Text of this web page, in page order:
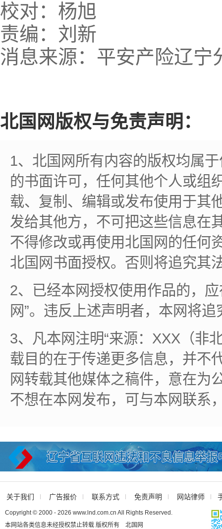
校对：杨旭
责编：刘新
消息来源：平安产险辽宁
北国网版权与免责声明：
1、北国网所有内容的版权均属
的书面许可，任何其他个人或组
载、复制、编辑或发布使用于其
发给其他方，不可把这些信息在
不得修改或再使用北国网的任何
北国网书面授权。否则将追究其
2、已经本网授权使用作品的，
网”。违反上述声明者，本网将
3、凡本网注明“来源：XXX（非
载目的在于传递更多信息，并不
网转载其他媒体之稿件，意在为
不想在本网发布，可与本网联系
关于我们 广告报价 联系方式 免责声明 网站律师
Copyright © 2000 - 2026 www.lnd.com.cn All Rights Reserved.
本网站各类信息未经授权禁止转载 版权所有 北国网